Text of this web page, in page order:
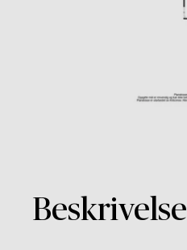
Beskrivelse